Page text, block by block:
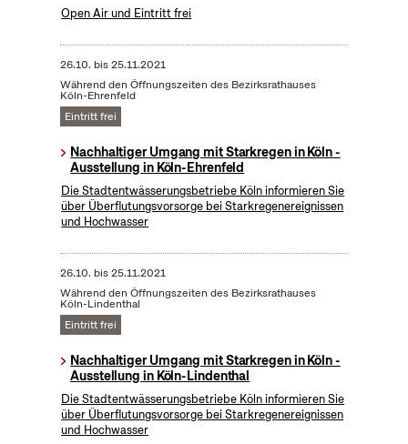
Open Air und Eintritt frei
26.10. bis25.11.2021
Während den Öffnungszeiten des Bezirksrathauses
Köln-Ehrenfeld
Eintritt frei
Nachhaltiger Umgang mit Starkregen in Köln -
Ausstellung in Köln-Ehrenfeld
Die Stadtentwässerungsbetriebe Köln informieren Sie
über Überflutungsvorsorge bei Starkregenereignissen
und Hochwasser
26.10. bis25.11.2021
Während den Öffnungszeiten des Bezirksrathauses
Köln-Lindenthal
Eintritt frei
Nachhaltiger Umgang mit Starkregen in Köln -
Ausstellung in Köln-Lindenthal
Die Stadtentwässerungsbetriebe Köln informieren Sie
über Überflutungsvorsorge bei Starkregenereignissen
und Hochwasser